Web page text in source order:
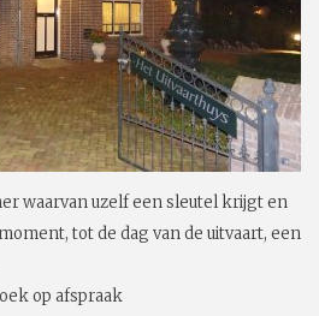
waarvan uzelf een sleutel krijgt en
tot de dag van de uitvaart, een
op afspraak